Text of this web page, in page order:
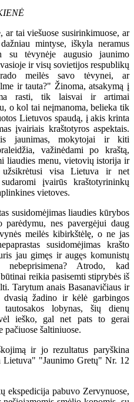
tai viešuose susirinkimuose, ar
mintyse, iškyla neramus
tėvynėje augusio jaunimo
ir visų sovietijos respublikų
meilės savo tėvynei, ar
ir tauta?" Žinoma, atsakymą į
rasti, tik laisvai ir artimai
o kol tai neįmanoma, belieka tik
Lietuvos spaudą, į akis krinta
įvairiais kraštotyros aspektais.
jaunimas, mokytojai ir kiti
važinėdami po kraštą,
liaudies menu, vietovių istorija ir
visa Lietuva ir net
įvairūs kraštotyrininkų
vietoves.
susidomėjimas liaudies kūrybos
parėdymu, nes pavergėjui daug
meilės kibirkštėlę, o ne jas
susidomėjimas krašto
jau gimęs ir augęs komunistų
Atrodo, kad
reikia pasisemti stiprybės iš
Tarytum anais Basanavičiaus ir
žadino ir kėlė garbingos
lobynas, šių dienų
ieško, gal net pats to gerai
pačiuose šaltiniuose.
ir jo rezultatus paryškina
Lietuva" "Jaunimo Gretų" Nr. 12
ekspedicija pabuvo Zervynuose,